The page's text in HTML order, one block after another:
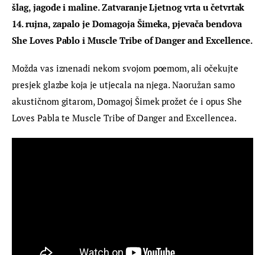
šlag, jagode i maline. Zatvaranje Ljetnog vrta u četvrtak
14. rujna, zapalo je Domagoja Šimeka, pjevača bendova
She Loves Pablo i Muscle Tribe of Danger and Excellence.
Možda vas iznenadi nekom svojom poemom, ali očekujte
presjek glazbe koja je utjecala na njega. Naoružan samo
akustičnom gitarom, Domagoj Šimek prožet će i opus She
Loves Pabla te Muscle Tribe of Danger and Excellencea.